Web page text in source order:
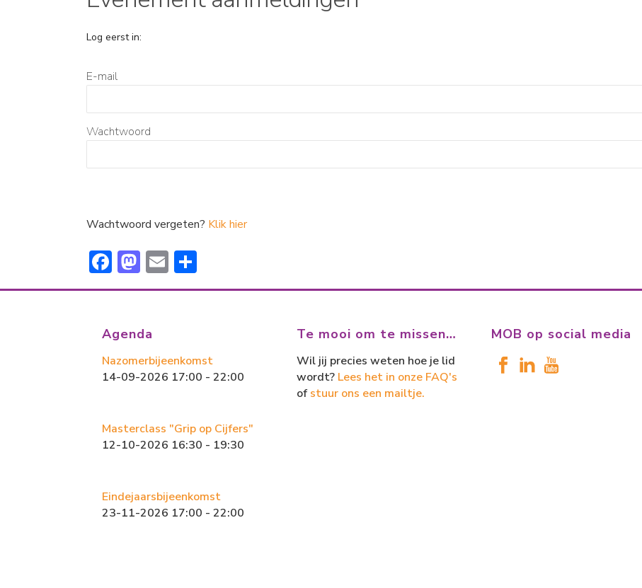
Log eerst in:
E-mail
Wachtwoord
Wachtwoord vergeten? Klik hier
F
ac
b
o
ok
M
a
o
d
o
E
m el
Agenda
Nazomerbijeenkomst
14-09-2026 17:00 - 22:00
Masterclass "Grip op Cijfers"
12-10-2026 16:30 - 19:30
Eindejaarsbijeenkomst
23-11-2026 17:00 - 22:00
Te mooi om te missen…
Wil jij precies weten hoe je lid
wordt? Lees het in onze FAQ's
of stuur ons een mailtje.
MOB op social media